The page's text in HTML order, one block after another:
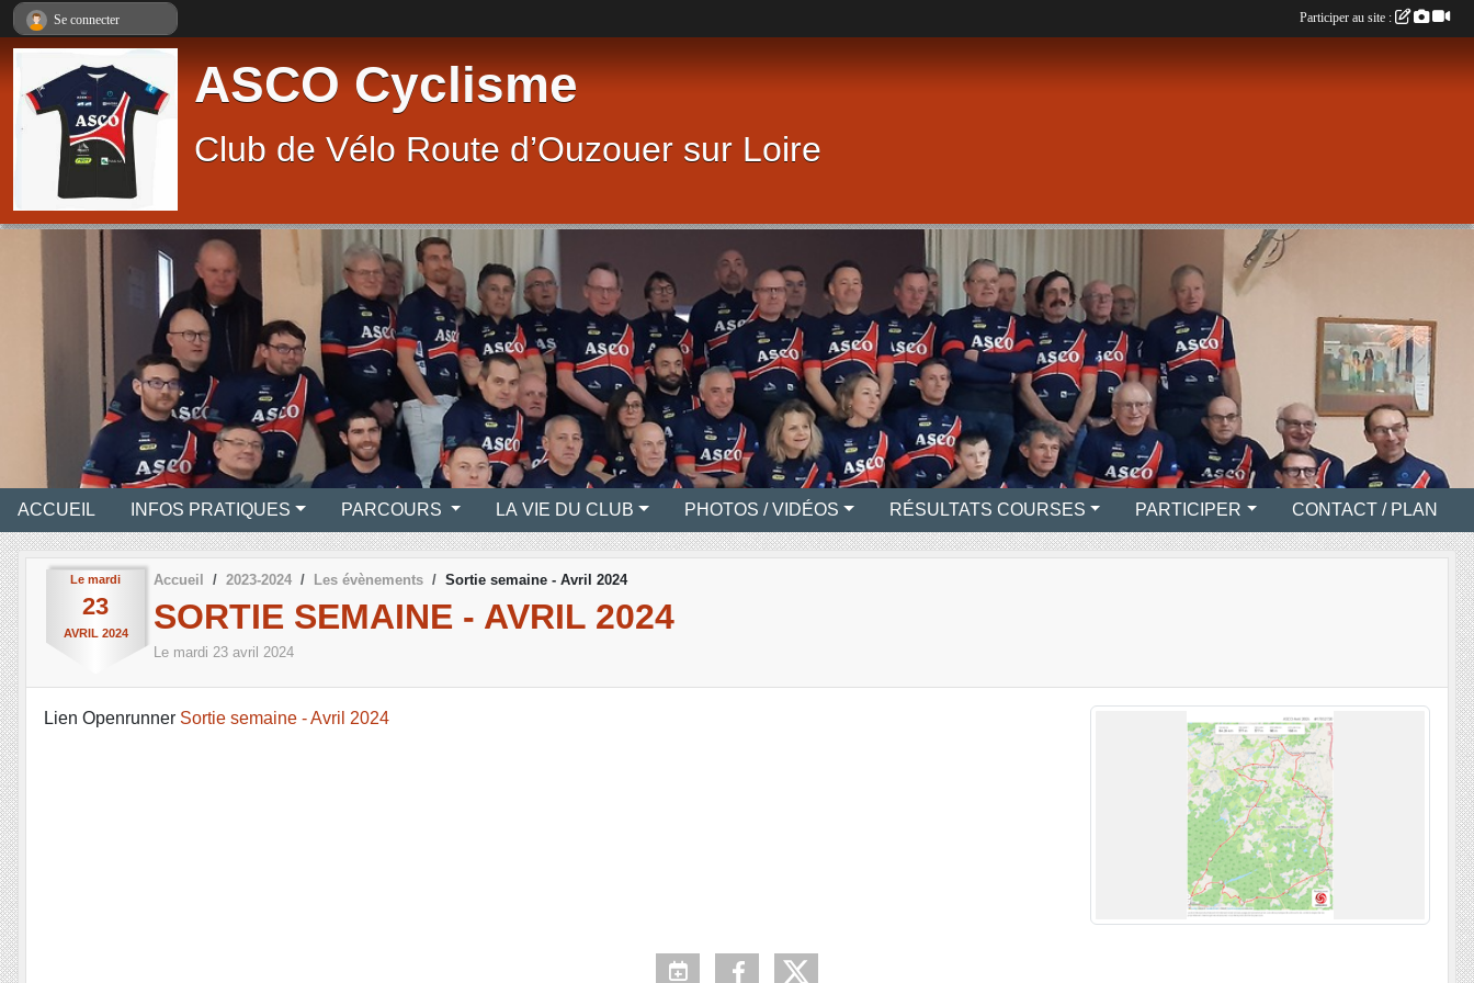
ASCO Cyclisme
Club de Vélo Route d’Ouzouer sur Loire
ACCUEIL INFOS PRATIQUES PARCOURS LA VIE DU CLUB PHOTOS / VIDÉOS RÉSULTATS COURSES PARTICIPER CONTACT / PLAN
Le mardi
23
AVRIL 2024
Accueil 2023-2024 Les évènements Sortie semaine - Avril 2024
SORTIE SEMAINE - AVRIL 2024
Le mardi 23 avril 2024
Lien Openrunner Sortie semaine - Avril 2024
Se connecter Participer au site :
Panneau de gestion des cookies